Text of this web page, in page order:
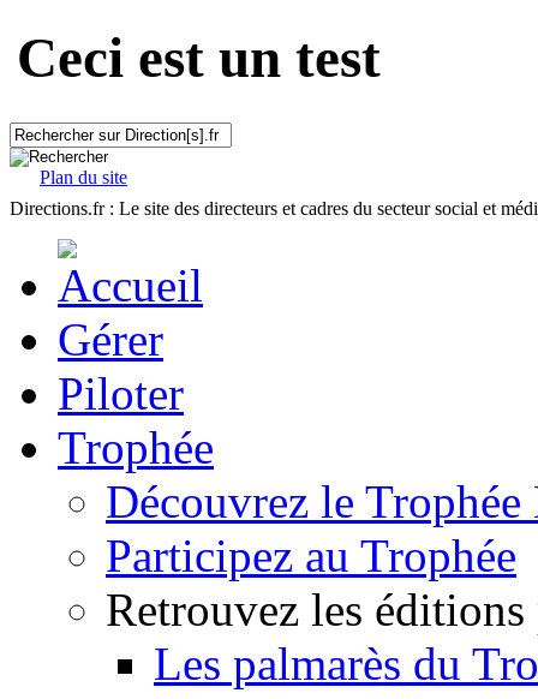
Ceci est un test
Plan du site
Directions.fr : Le site des directeurs et cadres du secteur social et
Gérer
Piloter
Trophée
Découvrez le
Participez au Trophée
Retrouvez les éditions
Les palmarès du